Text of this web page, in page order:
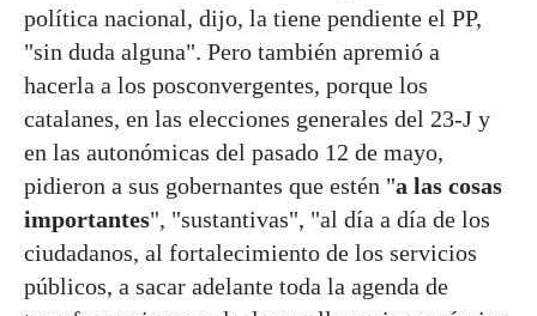
política nacional, dijo, la tiene pendiente el PP,
"sin duda alguna". Pero también apremió a
hacerla a los posconvergentes, porque los
catalanes, en las elecciones generales del 23-J y
en las autonómicas del pasado 12 de mayo,
pidieron a sus gobernantes que estén "a las cosas
importantes", "sustantivas", "al día a día de los
ciudadanos, al fortalecimiento de los servicios
públicos, a sacar adelante toda la agenda de